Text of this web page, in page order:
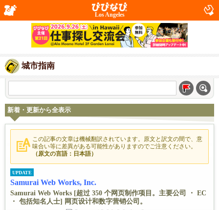
Los Angeles
城市指南
新着・更新から全表示
この記事の文章は機械翻訳されています。原文と訳文の間で、意
味合い等に差異がある可能性がありますのでご注意ください。
（原文の言語：日本語）
UPDATE
Samurai Web Works, Inc.
Samurai Web Works [超过 350 个网页制作项目。主要公司 ・ EC
・ 包括知名人士] 网页设计和数字营销公司。